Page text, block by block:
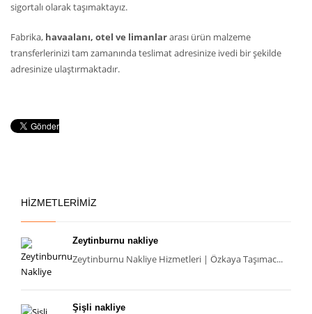
sigortalı olarak taşımaktayız.
Fabrika, havaalanı, otel ve limanlararası ürün malzeme
transferlerinizi tam zamanında teslimat adresinize ivedi bir şekilde
adresinize ulaştırmaktadır.
HİZMETLERİMİZ
Zeytinburnu nakliye
Zeytinburnu Nakliye Hizmetleri | Özkaya Taşımac...
Şişli nakliye